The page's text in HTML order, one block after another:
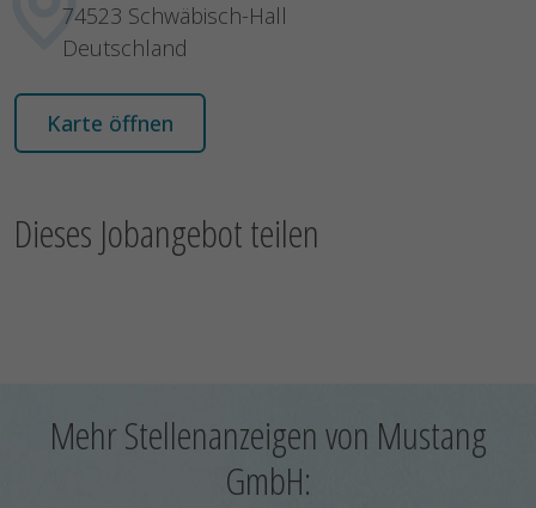
74523 Schwäbisch-Hall
Deutschland
Karte öffnen
Dieses Jobangebot teilen
Mehr Stellenanzeigen von Mustang
GmbH: